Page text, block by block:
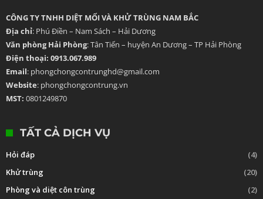
CÔNG TY TNHH DIỆT MỐI VÀ KHỬ TRÙNG NAM BẮC
Địa chỉ: Phú Điền – Nam Sách – Hải Dương
Văn phòng Hải Phòng: Tân Tiến – huyện An Dương – TP Hải Phòng
Điện thoại: 0913.067.989
Email: phongchongcontrunghd@gmail.com
Website: phongchongcontrung.vn
MST: 0801249870
TẤT CẢ DỊCH VỤ
Hỏi đáp
(4)
Khử trùng
(20)
Phòng và diệt côn trùng
(2)